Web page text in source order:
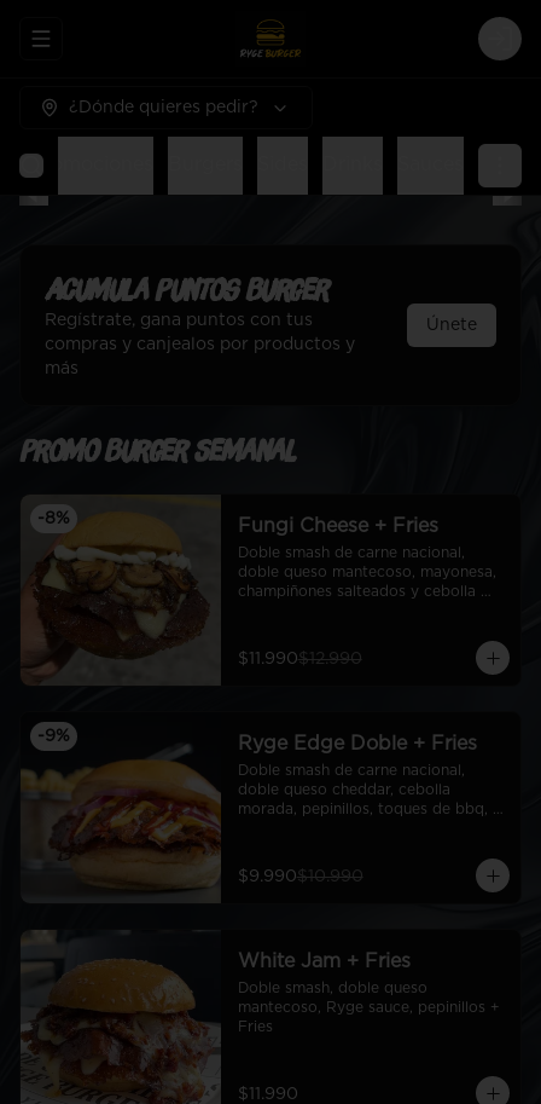
Abrir menu de navegación
¿Dónde quieres pedir?
Promociones
Acumula Puntos Burger
Regístrate, gana puntos con tus
compras y canjealos por productos y
más
Únete
Promo Burger Semanal
-8% Fungi Cheese + Fries
Doble smash de carne nacional,
doble queso mantecoso, mayonesa,
champiñones salteados y cebolla
$11.990$12.990
-9% Ryge Edge Doble + Fries
Doble smash de carne nacional,
doble queso cheddar, cebolla
morada, pepinillos, toques de bbq,
$9.990$10.990
White Jam + Fries
Doble smash, doble queso
mantecoso, Ryge sauce, pepinillos +
Fries
$11.990